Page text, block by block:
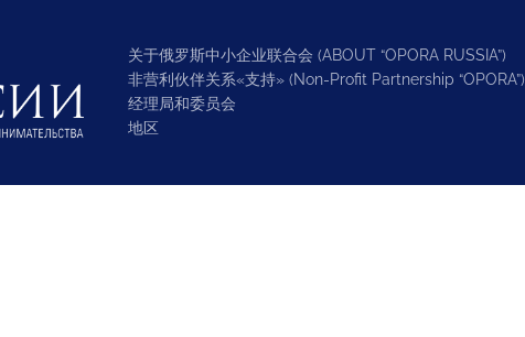
关于俄罗斯中小企业联合会 (ABOUT “OPORA RUSSIA”)
非营利伙伴关系«支持» (Non-Profit Partnership “OPORA”)
经理局和委员会
地区